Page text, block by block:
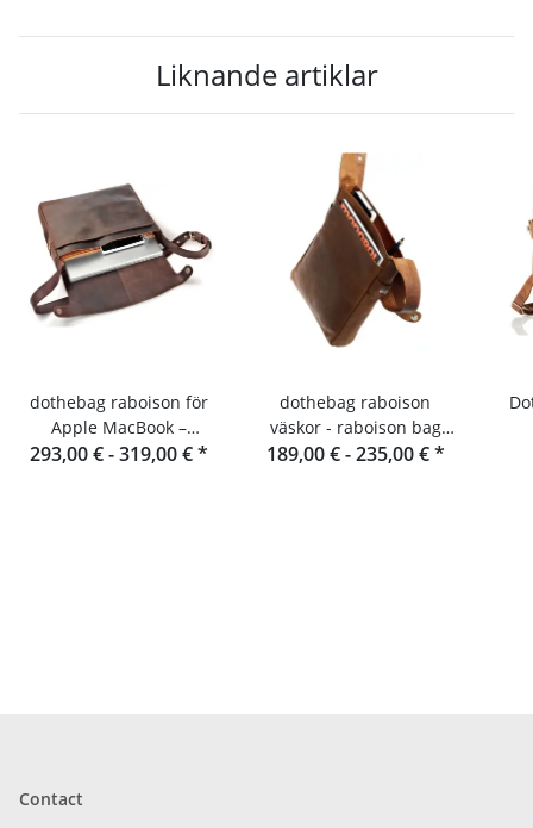
Liknande artiklar
dothebag raboison för
Apple MacBook –
Laptopfodral i läder
293,00 € -319,00 €*
dothebag raboison
väskor - raboison bag
upend Stående format
189,00 € -235,00 €*
Contact